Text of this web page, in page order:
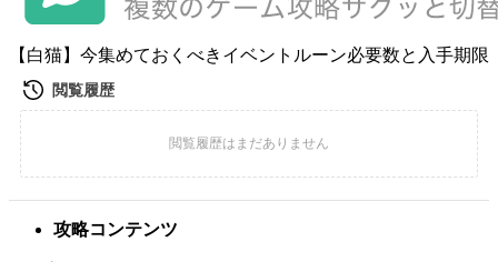
【白猫】今集めておくべきイベントルーン必要数と入手期限
攻略コンテンツ